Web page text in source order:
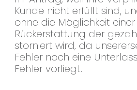
Kunde nicht erfüllt sind,
ohne die Möglichkeit einer
Rückerstattung der
storniert wird, da
Fehler noch eine
Fehler vorliegt.